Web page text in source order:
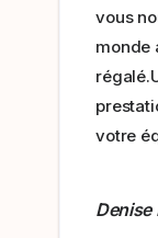
vous
monde
votre
Denise